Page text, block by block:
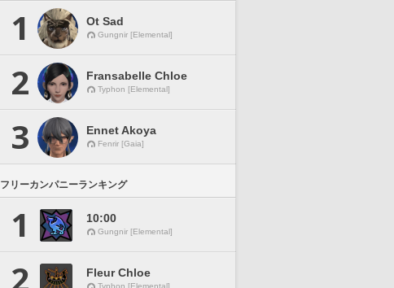
1 Ot Sad
Gungnir [Elemental]
2 Fransabelle Chloe
Typhon [Elemental]
3 Ennet Akoya
Fenrir [Gaia]
フリーカンパニーランキング
1 10:00
Gungnir [Elemental]
2 Fleur Chloe
Typhon [Elemental]